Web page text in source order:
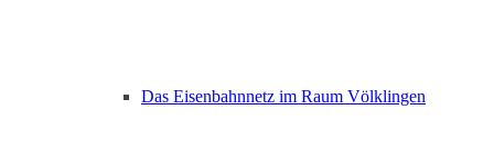
Das Eisenbahnnetz im Raum Völklingen